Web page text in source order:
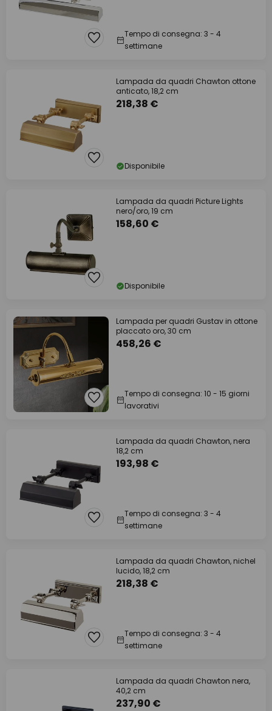
Tempo di consegna: 3 - 4
settimane
Lampada da quadri Chawton ottone
anticato, 18,2 cm
218,38 €
Disponibile
Lampada da quadri Picture Lights
nero/oro, 19 cm
158,60 €
Disponibile
Lampada per quadri Gustav in ottone
placcato oro, 30 cm
458,26 €
Tempo di consegna: 10 - 15 giorni
lavorativi
Lampada da quadri Chawton, nera
18,2 cm
193,98 €
Tempo di consegna: 3 - 4
settimane
Lampada da quadri Chawton, nichel
lucido, 18,2 cm
218,38 €
Tempo di consegna: 3 - 4
settimane
Lampada da quadri Chawton nera,
40,2 cm
237,90 €